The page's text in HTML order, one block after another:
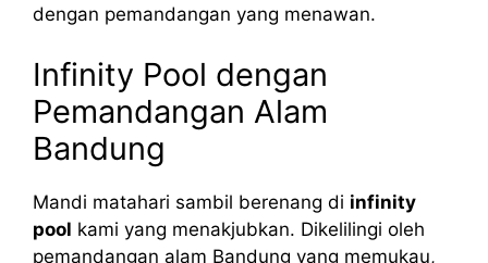
dengan pemandangan yang menawan.
Infinity Pool dengan
Pemandangan Alam
Bandung
Mandi matahari sambil berenang di infinity
pool kami yang menakjubkan. Dikelilingi oleh
pemandangan alam Bandung yang memukau,